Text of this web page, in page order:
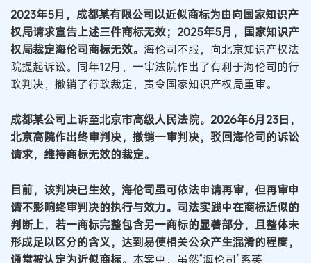
2023年5月，成都某有限公司以近似商标为由向国家知识产
权局请求宣告上述三件商标无效；2025年5月，国家知识产
权局裁定海伦司商标无效。 海伦司不服，向北京知识产权法
院提起诉讼。同年12月，一审法院作出了有利于海伦司的行
政判决，撤销了行政裁定，责令国家知识产权局重审。
成都某公司上诉至北京市高级人民法院。2026年6月23日，
北京高院作出终审判决，撤销一审判决，驳回海伦司的诉讼
请求，维持商标无效的裁定。
目前，该判决已生效，海伦司虽可依法申请再审，但再审申
请不影响终审判决的执行与效力。司法实践中在商标近似的
判断上，若一商标完整包含另一商标的显著部分，且整体未
形成足以区分的含义，达到易使相关公众产生混淆的程度，
通常被认定为近似商标。 本案中，虽然“海伦司”系英